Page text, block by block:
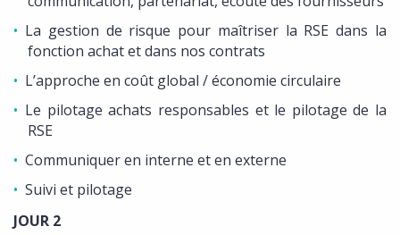
La gestion de risque pour maîtriser la RSE dans la
fonction achat et dans nos contrats
L’approche en coût global / économie circulaire
Le pilotage achats responsables et le pilotage de la
RSE
Communiquer en interne et en externe
Suivi et pilotage
JOUR 2